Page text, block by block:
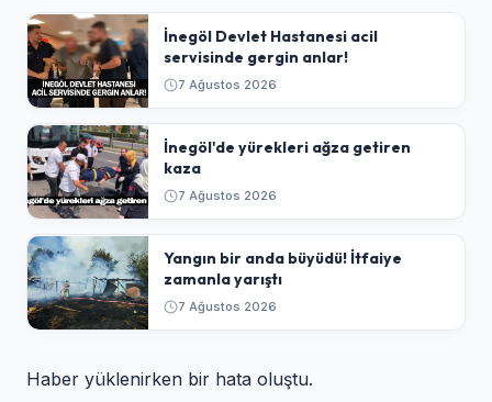
İnegöl Devlet Hastanesi acil
servisinde gergin anlar!
7 Ağustos 2026
İnegöl'de yürekleri ağza getiren
kaza
7 Ağustos 2026
Yangın bir anda büyüdü! İtfaiye
zamanla yarıştı
7 Ağustos 2026
Haber yüklenirken bir hata oluştu.